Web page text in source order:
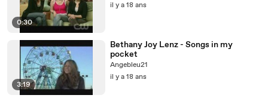
0:30
il y a 18 ans
3:19
Bethany Joy Lenz - Songs in my
pocket
Angebleu21
il y a 18 ans